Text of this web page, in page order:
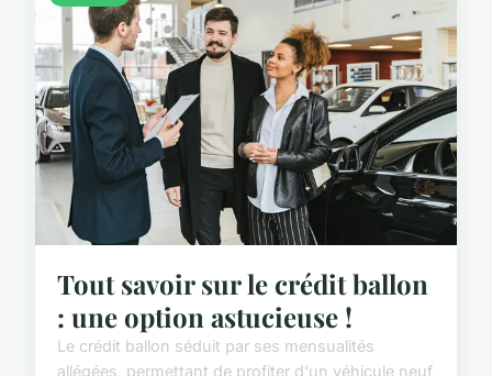
Tout savoir sur le crédit ballon
: une option astucieuse !
Le crédit ballon séduit par ses mensualités
allégées, permettant de profiter d'un véhicule neuf